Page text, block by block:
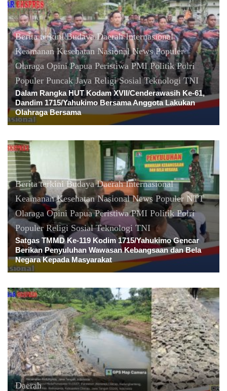
Berita terkini Budaya Daerah Internasional
Keamanan Kesehatan Nasional News Populer
Olaraga Opini Papua Peristiwa PMI Politik Polri
Populer Puncak Jaya Religi Sosial Teknologi TNI
Dalam Rangka HUT Kodam XVII/Cenderawasih Ke-61,
Dandim 1715/Yahukimo Bersama Anggota Lakukan
Olahraga Bersama
Berita terkini Budaya Daerah Internasional
Keamanan Kesehatan Nasional News Populer NTT
Olaraga Opini Papua Peristiwa PMI Politik Polri
Populer Religi Sosial Teknologi TNI
Satgas TMMD Ke-119 Kodim 1715/Yahukimo Gencar
Berikan Penyuluhan Wawasan Kebangsaan dan Bela
Negara Kepada Masyarakat
Daerah